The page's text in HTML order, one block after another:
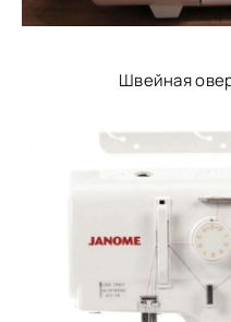
Швейная